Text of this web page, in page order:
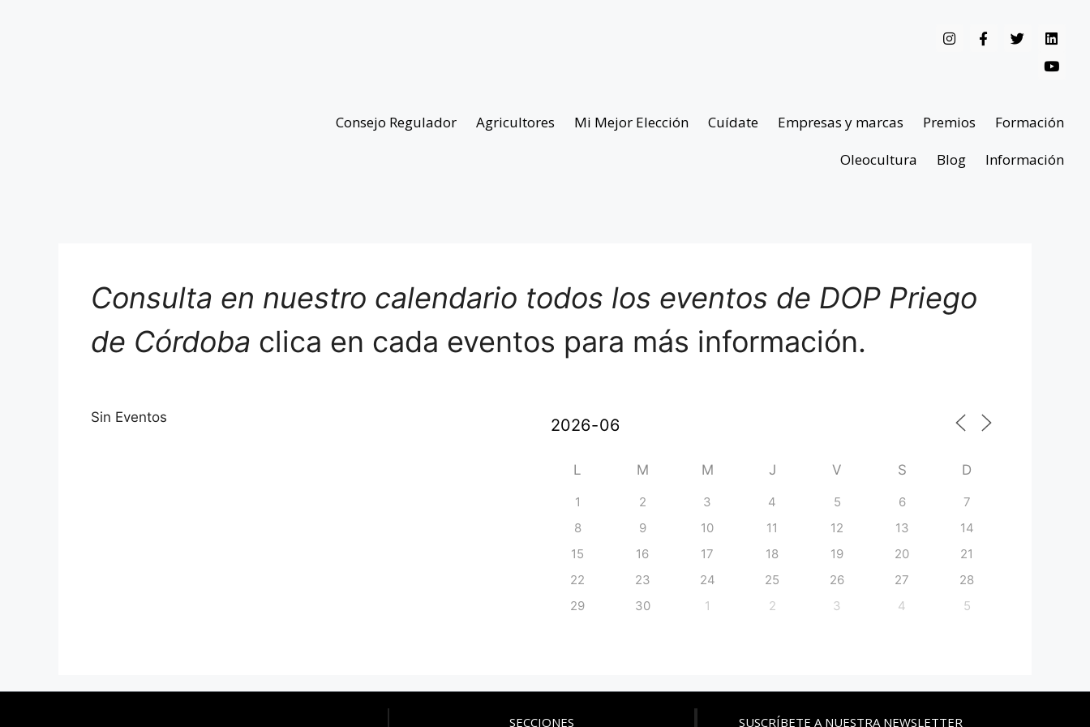
Consejo Regulador Agricultores Mi Mejor Elección Cuídate Empresas y marcas Premios
Formación
Oleocultura
Blog Información
Consulta en nuestro calendario todos los eventos de DOP Priego
de Córdoba clica en cada eventos para más información.
Sin Eventos
L M M J V S D
1 2 3 4 5 6
7
8
9 10 11 12 13
14
15
16 17 18 19 20
21
22
23 24 25 26 27
28
29
30 1 2 3 4 5
SECCIONES SUSCRÍBETE A NUESTRA NEWSLETTER